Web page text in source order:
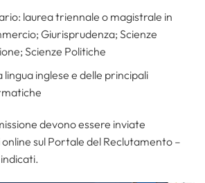
laurea triennale o magistrale in
Giurisprudenza; Scienze
Scienze Politiche
lingua inglese e delle principali
devono essere inviate
sul Portale del Reclutamento –